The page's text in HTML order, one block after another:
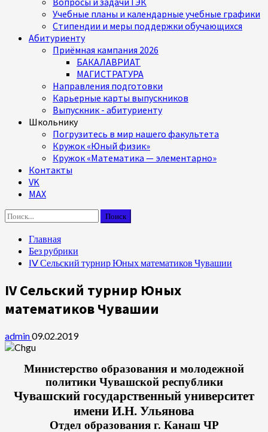
Учебные планы и календарные учебные графики
Стипендии и меры поддержки обучающихся
Абитуриенту
Приёмная кампания 2026
БАКАЛАВРИАТ
МАГИСТРАТУРА
Направления подготовки
Карьерные карты выпускников
Выпускник - абитуриенту
Школьнику
Погрузитесь в мир нашего факультета
Кружок «Юный физик»
Кружок «Математика — элементарно»
Контакты
VK
MAX
Найти:
Главная
Без рубрики
IV Сельский турнир Юных математиков Чувашии
IV Сельский турнир Юных
математиков Чувашии
admin09.02.2019
Министерство образования и молодежной
политики Чувашской республики
Чувашский государственный университет
имени И.Н. Ульянова
Отдел образования г. Канаш ЧР